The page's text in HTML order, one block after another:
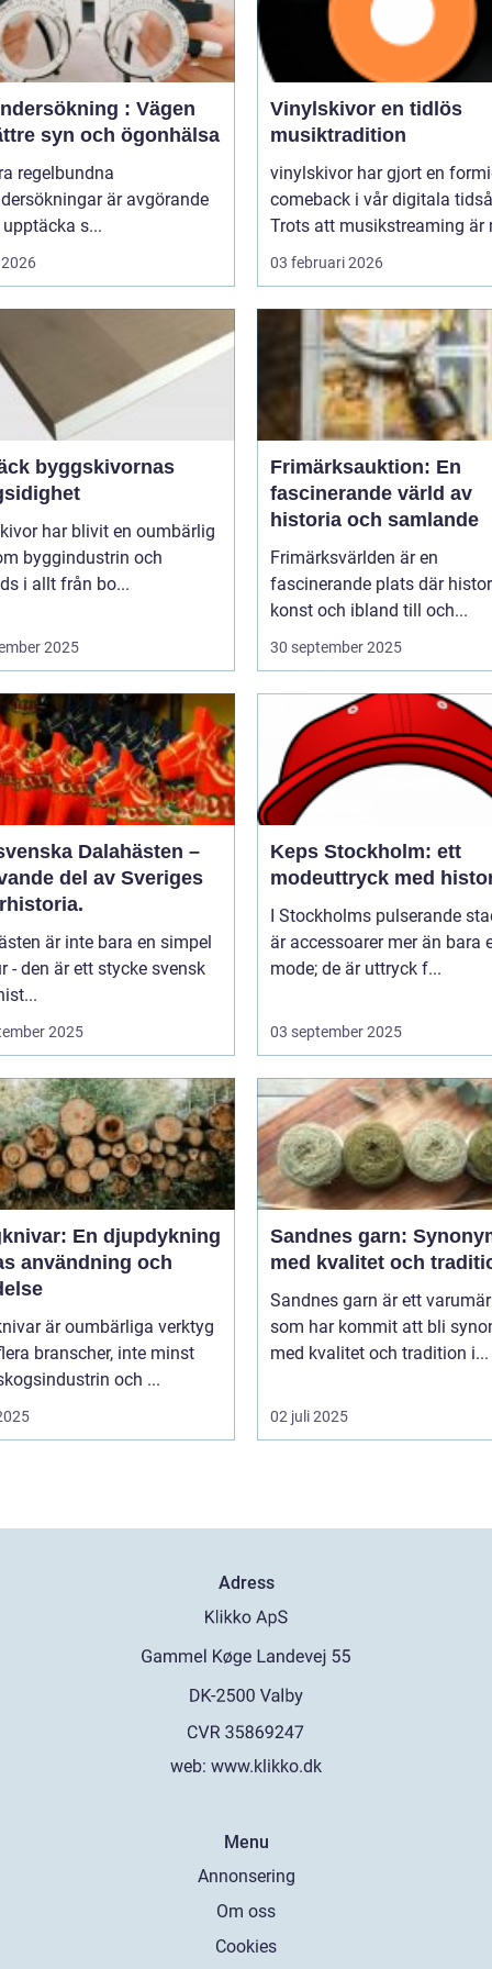
: Vägen
syn och ögonhälsa
regelbundna
är avgörande
s...
Vinylskivor en tidlös
musiktradition
vinylskivor har gjort en
comeback i vår digitala
Trots att musikstreaming är
03 februari 2026
byggskivornas
har blivit en oumbärlig
byggindustrin och
i allt från bo...
2025
Frimärksauktion: En
fascinerande värld av
historia och samlande
Frimärksvärlden är en
fascinerande plats där
konst och ibland till och...
30 september 2025
Dalahästen –
del av Sveriges
är inte bara en simpel
- den är ett stycke svensk
2025
Keps Stockholm: ett
modeuttryck med
I Stockholms pulserande
är accessoarer mer än bara
mode; de är uttryck f...
03 september 2025
En djupdykning
användning och
är oumbärliga verktyg
branscher, inte minst
och ...
Sandnes garn:
med kvalitet och
Sandnes garn är ett
som har kommit att bli
med kvalitet och tradition i...
02 juli 2025
Adress
web: www.klikko.dk
Menu
Annonsering
Om oss
Cookies